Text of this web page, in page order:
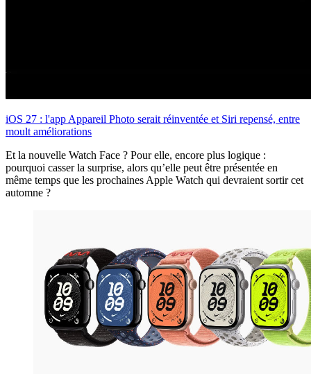
iOS 27 : l'app Appareil Photo serait réinventée et Siri repensé, entre
moult améliorations
Et la nouvelle Watch Face ? Pour elle, encore plus logique :
pourquoi casser la surprise, alors qu’elle peut être présentée en
même temps que les prochaines Apple Watch qui devraient sortir cet
automne ?